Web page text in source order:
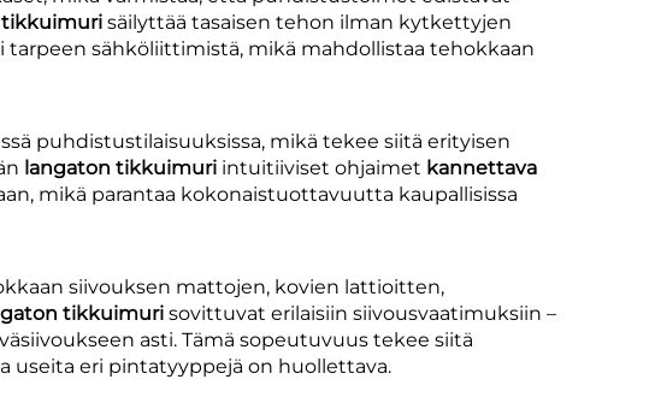
säilyttää tasaisen tehon ilman kytkettyjen
tarpeen sähköliittimistä, mikä mahdollistaa tehokkaan
puhdistustilaisuuksissa, mikä tekee siitä erityisen
langaton tikkuimuri intuitiiviset ohjaimet kannettava
mikä parantaa kokonaistuottavuutta kaupallisissa
siivouksen mattojen, kovien lattioitten,
tikkuimuri sovittuvat erilaisiin siivousvaatimuksiin –
asti. Tämä sopeutuvuus tekee siitä
useita eri pintatyyppejä on huollettava.